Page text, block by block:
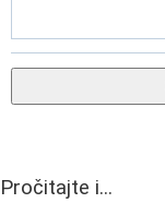
Pročitajte i...